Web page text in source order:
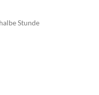
Stunde